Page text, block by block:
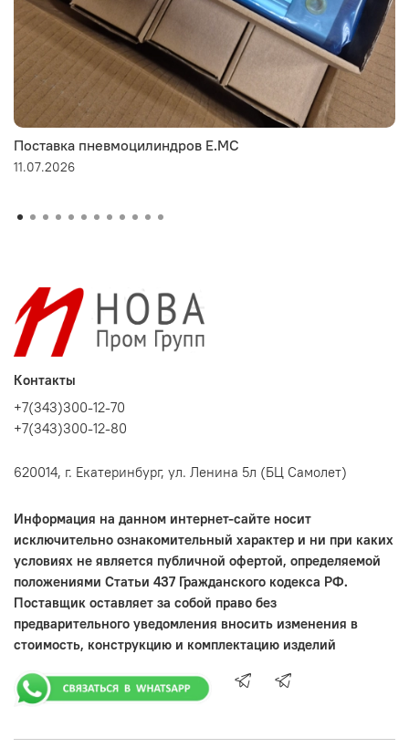
Поставка пневмоцилиндров E.MC
11.07.2026
Контакты
+7(343)300-12-70
+7(343)300-12-80
620014, г. Екатеринбург, ул. Ленина 5л (БЦ Самолет)
Информация на данном интернет-сайте носит
исключительно ознакомительный характер и ни при каких
условиях не является публичной офертой, определяемой
положениями Статьи 437 Гражданского кодекса РФ.
Поставщик оставляет за собой право без
предварительного уведомления вносить изменения в
стоимость, конструкцию и комплектацию изделий